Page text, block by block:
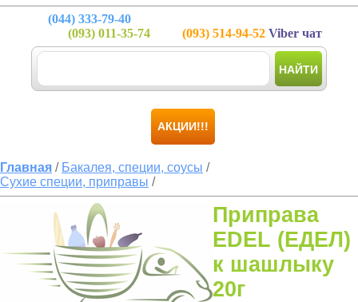
(044) 333-79-40
(093) 011-35-74 (093) 514-94-52 Viber чат
НАЙТИ
АКЦИИ!!!
Главная / Бакалея, специи, соусы /
Сухие специи, приправы /
Приправа
EDEL (ЕДЕЛ)
к шашлыку
20г